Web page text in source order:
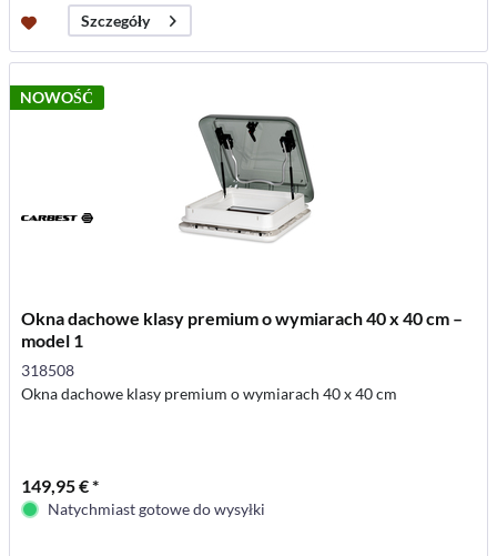
Szczegóły
NOWOŚĆ
Okna dachowe klasy premium o wymiarach 40 x 40 cm –
model 1
318508
Okna dachowe klasy premium o wymiarach 40 x 40 cm
149,95 € *
Natychmiast gotowe do wysyłki